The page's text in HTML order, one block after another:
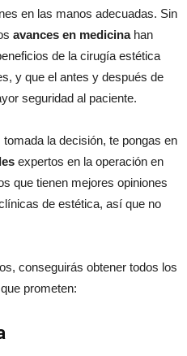
en las manos adecuadas. Sin
avances en medicinahan
de la cirugía estética
y que el antes y después de
seguridad al paciente.
la decisión, te pongas en
expertos en la operación en
que tienen mejores opiniones
de estética, así que no
conseguirás obtener todos los
prometen: